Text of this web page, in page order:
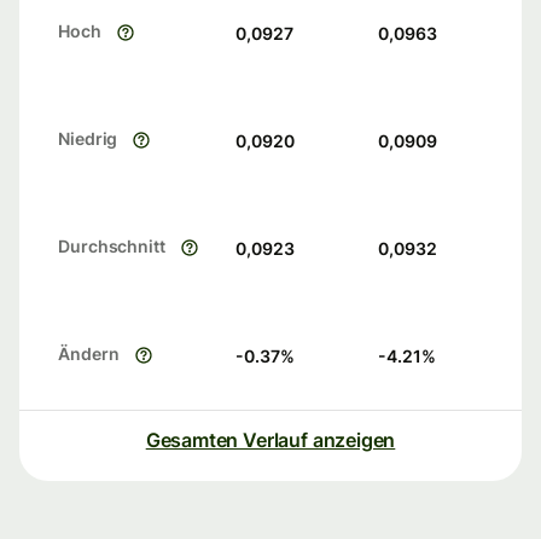
Hoch 0,0927 0,0963
Niedrig 0,0920 0,0909
Durchschnitt 0,0923 0,0932
Ändern -0.37% -4.21%
Gesamten Verlauf anzeigen